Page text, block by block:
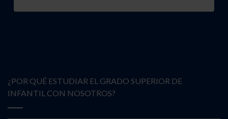
¿POR QUÉ ESTUDIAR EL GRADO SUPERIOR DE
INFANTIL CON NOSOTROS?